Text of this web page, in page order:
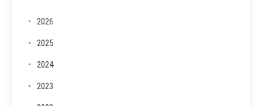
2026
2025
2024
2023